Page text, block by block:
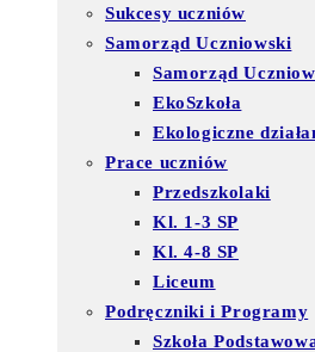
Sukcesy uczniów
Samorząd Uczniowski
Samorząd
EkoSzkoła
Ekologiczne
Prace uczniów
Przedszkolaki
Kl. 1-3 SP
Kl. 4-8 SP
Liceum
Podręczniki i Programy
Szkoła